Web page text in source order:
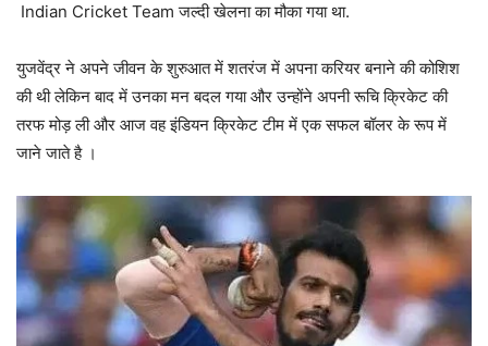
Indian Cricket Team जल्दी खेलना का मौका गया था.
युजवेंद्र ने अपने जीवन के शुरुआत में शतरंज में अपना करियर बनाने की कोशिश
की थी लेकिन बाद में उनका मन बदल गया और उन्होंने अपनी रूचि क्रिकेट की
तरफ मोड़ ली और आज वह इंडियन क्रिकेट टीम में एक सफल बॉलर के रूप में
जाने जाते है ।